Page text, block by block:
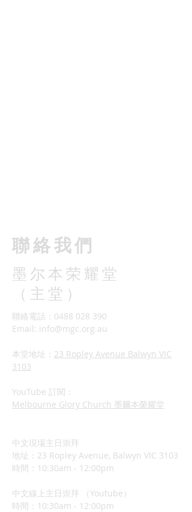
​聯絡我們
墨尔本荣耀堂
（主堂）
聯絡電話：0488 028 390
Email: info@mgc.org.au
本堂地址： 23 Ropley Avenue Balwyn VIC
3103
YouTube 訂閱：
Melbourne Glory Church 墨爾本榮耀堂
中文現場主日崇拜
地址：23 Ropley Avenue, Balwyn VIC 3103
時間：10:30am - 12:00pm
中文線上主日崇拜 （Youtube）
時間：10:30am - 12:00pm